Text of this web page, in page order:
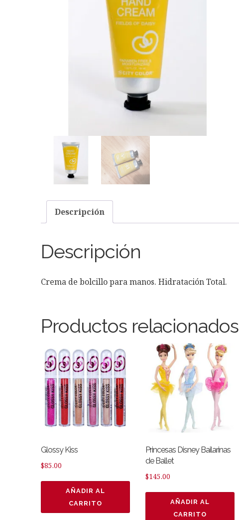
Descripción
Descripción
Crema de bolcillo para manos. Hidratación Total.
Productos relacionados
Glossy Kiss
$85.00
AÑADIR AL
CARRITO
Princesas Disney Bailarinas
de Ballet
$145.00
AÑADIR AL
CARRITO